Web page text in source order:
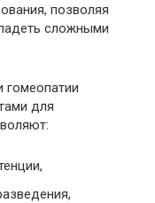
позволяя
сложными
гомеопатии
для